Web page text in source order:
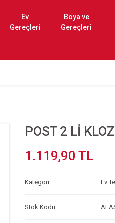
Ev
Gereçleri
Boya ve
Gereçleri
POST 2 Lİ
1.119,90 TL
Kategori Ev
Stok Kodu